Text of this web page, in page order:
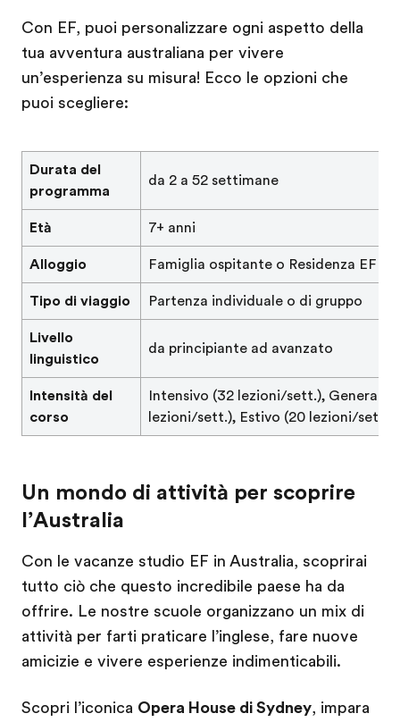
Con EF, puoi personalizzare ogni aspetto della
tua avventura australiana per vivere
un’esperienza su misura! Ecco le opzioni che
puoi scegliere:
Durata del
programma
da 2 a 52 settimane
Età 7+ anni
Alloggio Famiglia ospitante o Residenza EF
Tipo di viaggio Partenza individuale o di gruppo
Livello
linguistico
da principiante ad avanzato
Intensità del
corso
Intensivo (32 lezioni/sett.), Generale
lezioni/sett.), Estivo (20 lezioni/sett.)
Un mondo di attività per scoprire
l’Australia
Con le vacanze studio EF in Australia, scoprirai
tutto ciò che questo incredibile paese ha da
offrire. Le nostre scuole organizzano un mix di
attività per farti praticare l’inglese, fare nuove
amicizie e vivere esperienze indimenticabili.
Scopri l’iconica Opera House di Sydney, impara